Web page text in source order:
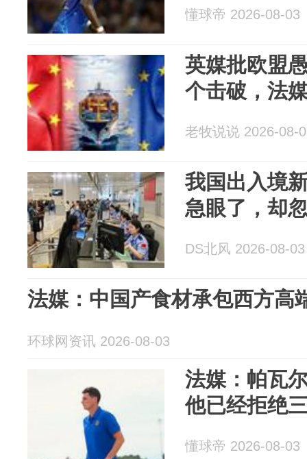
懂球帝 2026-08-03
英媒批欧盟
个击破，法
老牧说说 2026-08-
我国出入境
急眼了，却
DS北风 2026-08-03
法媒：中国产食材承包西方高
环球网资讯 2026-08-03
法媒：帕瓦
他已经拒绝
懂球帝 2026-08-03